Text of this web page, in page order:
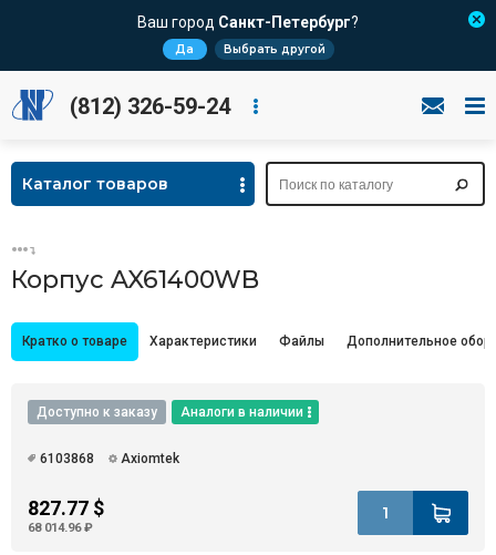
Ваш город Санкт-Петербург?
Да Выбрать другой
(812) 326-59-24
Каталог товаров
Корпус AX61400WB
Кратко о товаре Характеристики Файлы Дополнительное
Доступно к заказу Аналоги в наличии
6103868 Axiomtek
827.77 $
68 014.96 ₽